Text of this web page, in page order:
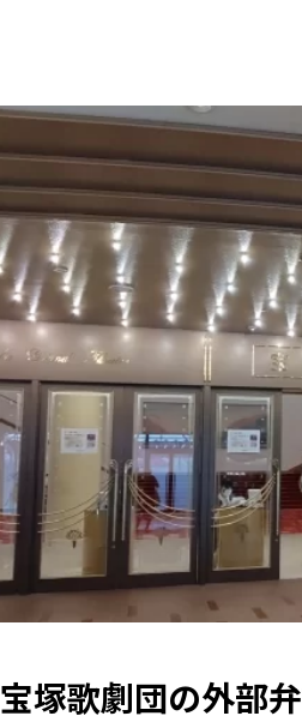
宝塚歌劇団の外部